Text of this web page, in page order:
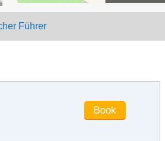
brother at the front desk has a good
it's very close to the beach ~ there are
too many 51 people~~
I'll come again next time
I'm a little
disappointed. The room given has a
sea view, but the balcony in the picture
Führer